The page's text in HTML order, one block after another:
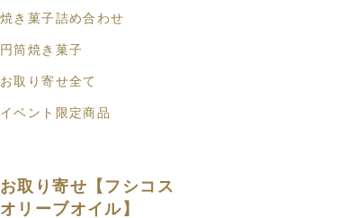
焼き菓子詰め合わせ
円筒焼き菓子
お取り寄せ全て
イベント限定商品
お取り寄せ【フシコス
オリーブオイル】